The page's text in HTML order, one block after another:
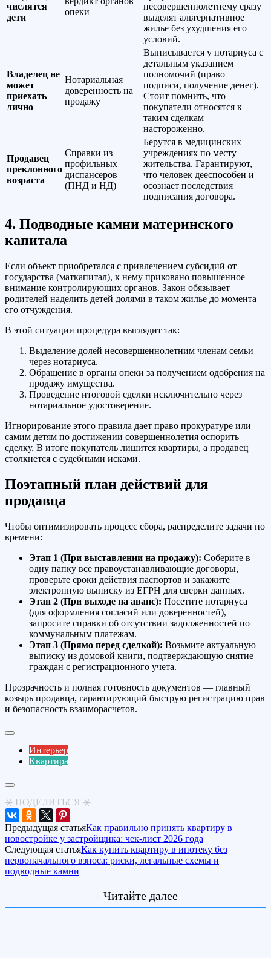
числятся
дети
опеки
несовершеннолетнему сразу
выделят альтернативное
жилье без ухудшения его
условий.
Владелец не
может
приехать
лично
Нотариальная
доверенность на
продажу
Выписывается у нотариуса с
детальным указанием
полномочий (право
подписи, получение денег).
Стоит помнить, что
покупатели относятся к
таким сделкам
настороженно.
Продавец
преклонного
возраста
Справки из
профильных
диспансеров
(ПНД и НД)
Берутся в медицинских
учреждениях по месту
жительства. Гарантируют,
что человек дееспособен и
осознает последствия
подписания договора.
4. Подводные камни материнского
капитала
Если объект приобретался с привлечением субсидий от
государства (маткапитал), к нему приковано повышенное
внимание контролирующих органов. Закон обязывает
родителей наделить детей долями в таком жилье до момента
его отчуждения.
В этой ситуации процедура выглядит так:
Выделение долей несовершеннолетним членам семьи
через нотариуса.
Обращение в органы опеки за получением одобрения на
продажу имущества.
Проведение итоговой сделки исключительно через
нотариальное удостоверение.
Игнорирование этого правила дает право прокуратуре или
самим детям по достижении совершеннолетия оспорить
сделку. В итоге покупатель лишится квартиры, а продавец
столкнется с судебными исками.
Поэтапный план действий для
продавца
Чтобы оптимизировать процесс сбора, распределите задачи по
времени:
Этап 1 (При выставлении на продажу): Соберите в
одну папку все правоустанавливающие договоры,
проверьте сроки действия паспортов и закажите
электронную выписку из ЕГРН для сверки данных.
Этап 2 (При выходе на аванс): Посетите нотариуса
(для оформления согласий или доверенностей),
запросите справки об отсутствии задолженностей по
коммунальным платежам.
Этап 3 (Прямо перед сделкой): Возьмите актуальную
выписку из домовой книги, подтверждающую снятие
граждан с регистрационного учета.
Прозрачность и полная готовность документов — главный
козырь продавца, гарантирующий быструю регистрацию прав
и безопасность взаиморасчетов.
Интерьер
Квартира
⚹ ПОДЕЛИТЬСЯ ⚹
Предыдущая статьяКак правильно принять квартиру в
новостройке у застройщика: чек-лист 2026 года
Следующая статьяКак купить квартиру в ипотеку без
первоначального взноса: риски, легальные схемы и
подводные камни
+ Читайте далее